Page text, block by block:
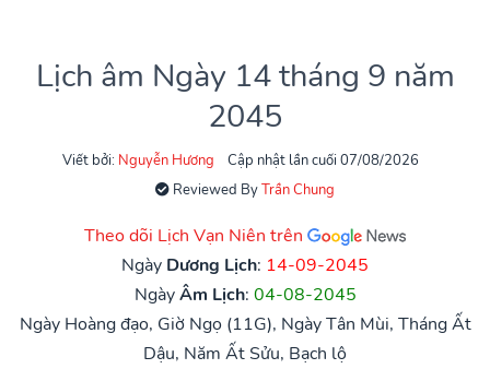
Lịch âm Ngày 14 tháng 9 năm
2045
Viết bởi: Nguyễn Hương
Cập nhật lần cuối 07/08/2026
Reviewed ByTrần Chung
Theo dõi Lịch Vạn Niên trên
Ngày Dương Lịch: 14-09-2045
NgàyÂm Lịch: 04-08-2045
Ngày Hoàng đạo, Giờ Ngọ (11G), Ngày Tân Mùi, Tháng Ất
Dậu, Năm Ất Sửu, Bạch lộ